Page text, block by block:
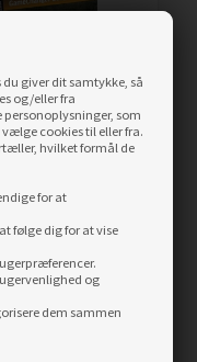
giver dit samtykke, så
og/eller fra
som
cookies til eller fra.
hvilket formål de
for at
følge dig for at vise
og
dem sammen
GameChanger
Shooting Head